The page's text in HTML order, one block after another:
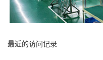
最近的访问记录